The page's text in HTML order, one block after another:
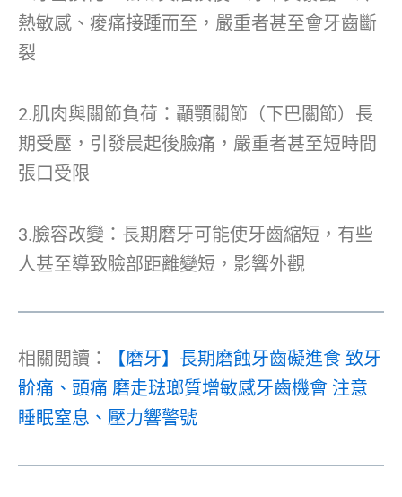
熱敏感、痠痛接踵而至，嚴重者甚至會牙齒斷
裂
2.肌肉與關節負荷：顳顎關節（下巴關節）長
期受壓，引發晨起後臉痛，嚴重者甚至短時間
張口受限
3.臉容改變：長期磨牙可能使牙齒縮短，有些
人甚至導致臉部距離變短，影響外觀
相關閲讀：
【磨牙】長期磨蝕牙齒礙進食 致牙
骱痛、頭痛 磨走琺瑯質增敏感牙齒機會 注意
睡眠窒息、壓力響警號